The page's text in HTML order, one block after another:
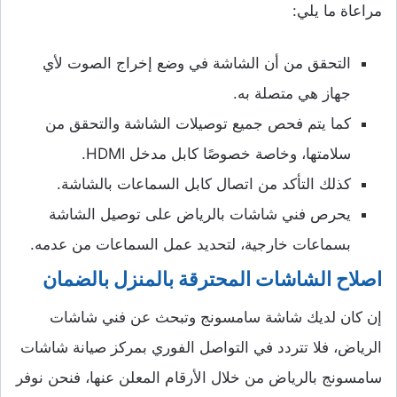
مراعاة ما يلي:
التحقق من أن الشاشة في وضع إخراج الصوت لأي
جهاز هي متصلة به.
كما يتم فحص جميع توصيلات الشاشة والتحقق من
سلامتها، وخاصة خصوصًا كابل مدخل HDMI.
كذلك التأكد من اتصال كابل السماعات بالشاشة.
يحرص فني شاشات بالرياض على توصيل الشاشة
بسماعات خارجية، لتحديد عمل السماعات من عدمه.
اصلاح الشاشات المحترقة بالمنزل بالضمان
إن كان لديك شاشة سامسونج وتبحث عن فني شاشات
الرياض، فلا تتردد في التواصل الفوري بمركز صيانة شاشات
سامسونج بالرياض من خلال الأرقام المعلن عنها، فنحن نوفر